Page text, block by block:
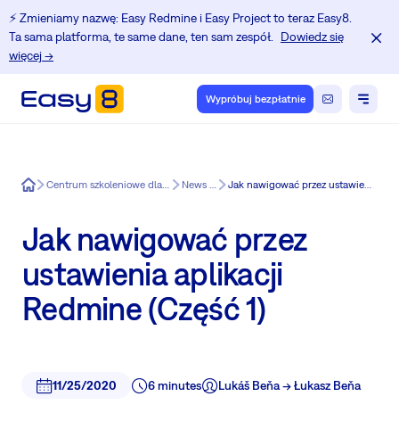
⚡️ Zmieniamy nazwę: Easy Redmine i Easy Project to teraz Easy8.
Ta sama platforma, te same dane, ten sam zespół.
Dowiedz się
więcej →
Wypróbuj bezpłatnie
Easy8 Centrum szkoleniowe dla użytkowników Redmine. News in Easy8 Jak nawigować przez ustawienia aplikacji Redmine (Część 1)
Jak nawigować przez
ustawienia aplikacji
Redmine (Część 1)
11/25/2020 6 minutes Lukáš Beňa -> Łukasz Beňa